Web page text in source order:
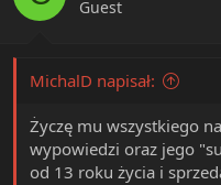
s
Guest
MichalD napisał:
Życzę mu wszystkiego
wypowiedzi oraz jego
od 13 roku życia i